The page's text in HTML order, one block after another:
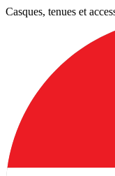
Aller
Casques, tenues et